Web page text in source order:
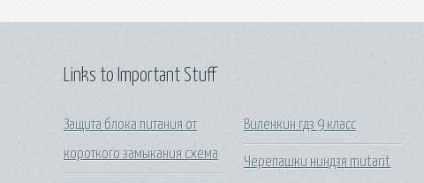
Links to Important Stuff
Защита блока питания от
короткого замыкания схема
Виленкин гдз 9 класс
Черепашки ниндзя mutant